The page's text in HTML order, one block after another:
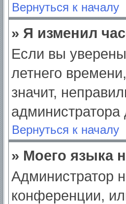
Вернуться к началу
» Я изменил
Если вы
летнего
значит,
Вернуться к началу
» Моего языка
Администратор
конференции,